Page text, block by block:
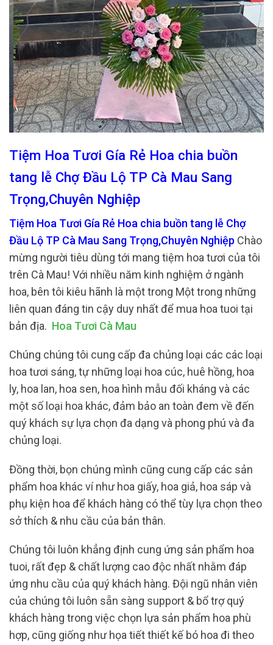
Tiệm Hoa Tươi Gía Rẻ Hoa chia buồn
tang lễ Chợ Đầu Lộ TP Cà Mau Sang
Trọng,Chuyên Nghiệp
Tiệm Hoa Tươi Gía Rẻ Hoa chia buồn tang lễ Chợ
Đầu Lộ TP Cà Mau Sang Trọng,Chuyên Nghiệp Chào
mừng người tiêu dùng tới mang tiệm hoa tươi của tôi
trên Cà Mau! Với nhiều năm kinh nghiệm ở ngành
hoa, bên tôi kiêu hãnh là một trong Một trong những
liên quan đáng tin cậy duy nhất để mua hoa tuoi tại
bản địa. Hoa Tươi Cà Mau
Chúng chúng tôi cung cấp đa chủng loại các các loại
hoa tươi sáng, tự những loại hoa cúc, huê hồng, hoa
ly, hoa lan, hoa sen, hoa hình mẫu đối kháng và các
một số loại hoa khác, đảm bảo an toàn đem về đến
quý khách sự lựa chọn đa dạng và phong phú và đa
chủng loại.
Đồng thời, bọn chúng mình cũng cung cấp các sản
phẩm hoa khác ví như hoa giấy, hoa giả, hoa sáp và
phụ kiện hoa để khách hàng có thể tùy lựa chọn theo
sở thích & nhu cầu của bản thân.
Chúng tôi luôn khẳng định cung ứng sản phẩm hoa
tuoi, rất đẹp & chất lượng cao độc nhất nhằm đáp
ứng nhu cầu của quý khách hàng. Đội ngũ nhân viên
của chúng tôi luôn sẵn sàng support & bổ trợ quý
khách hàng trong việc chọn lựa sản phẩm hoa phù
hợp, cũng giống như họa tiết thiết kế bó hoa đi theo